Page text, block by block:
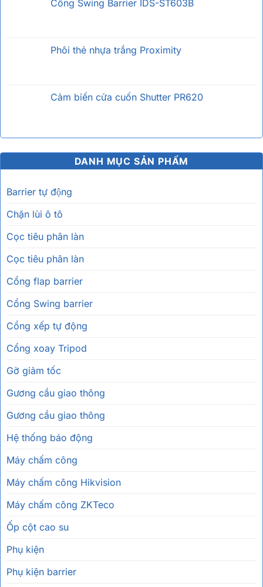
Cổng Swing Barrier IDS-ST603B
Phôi thẻ nhựa trắng Proximity
Cảm biến cửa cuốn Shutter PR620
DANH MỤC SẢN PHẨM
Barrier tự động
Chặn lùi ô tô
Cọc tiêu phân làn
Cọc tiêu phân làn
Cổng flap barrier
Cổng Swing barrier
Cổng xếp tự động
Cổng xoay Tripod
Gờ giảm tốc
Gương cầu giao thông
Gương cầu giao thông
Hệ thống báo động
Máy chấm công
Máy chấm công Hikvision
Máy chấm công ZKTeco
Ốp cột cao su
Phụ kiện
Phụ kiện barrier